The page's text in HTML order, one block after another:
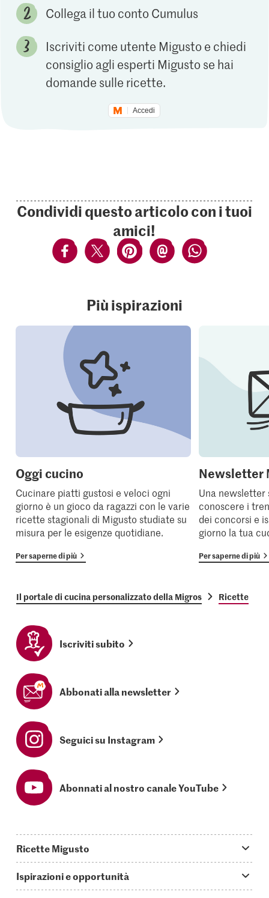
Collega il tuo conto Cumulus
Iscriviti come utente Migusto e chiedi
consiglio agli esperti Migusto se hai
domande sulle ricette.
Accedi
Condividi questo articolo con i tuoi
amici!
Più ispirazioni
Oggi cucino
Cucinare piatti gustosi e veloci ogni
giorno è un gioco da ragazzi con le varie
ricette stagionali di Migusto studiate su
misura per le esigenze quotidiane.
Per saperne di più
Newsletter
Una
conoscere i
dei concorsi e
giorno la tua
Per saperne di più
Il portale di cucina personalizzato della Migros Ricette
Iscriviti subito
Abbonati alla newsletter
Seguici su Instagram
Abonnati al nostro canale YouTube
Ricette Migusto
Oggi cucino
Ispirazioni e opportunità